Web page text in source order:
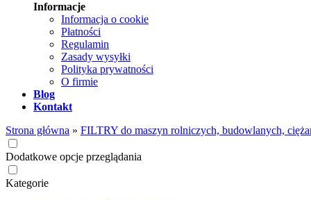
Informacje
Informacja o cookie
Płatności
Regulamin
Zasady wysyłki
Polityka prywatności
O firmie
Blog
Kontakt
Strona główna » FILTRY do maszyn rolniczych, budowlanych,
Dodatkowe opcje przeglądania
Kategorie